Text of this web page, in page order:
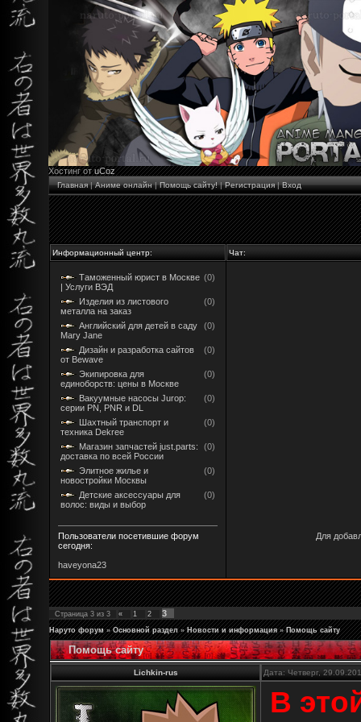
Хостинг отuCoz
Главная|Аниме онлайн|Помощь сайту!|Регистрация|Вход
Информационный центр: Чат:
Таможенный юрист в Москве
| Услуги ВЭД
(0)
Изделия из листового
металла на заказ
(0)
Английский для детей в саду
Mary Jane
(0)
Дизайн и разработка сайтов
от Bewave
(0)
Экипировка для
единоборств: цены в Москве
(0)
Вакуумные насосы Jurop:
серии PN, PNR и DL
(0)
Шахтный транспорт и
техника Dekree
(0)
Магазин запчастей just.parts:
доставка по всей России
(0)
Элитное жилье и
новостройки Москвы
(0)
Детские аксессуары для
волос: виды и выбор
(0)
Пользователи посетившие форум
сегодня:
haveyona23
Для
Страница 3 из 3 « 1 2 3
Наруто форум » Основной раздел » Новости и информация » Помощь сайту
Помощь сайту
Lichkin-rus Дата: Четверг,
В